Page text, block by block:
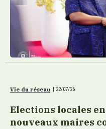
Vie du réseau 22/07/26
Elections locales
nouveaux maires